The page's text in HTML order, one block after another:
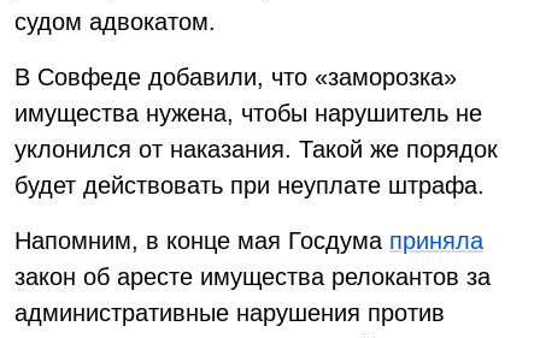
судом адвокатом.
В Совфеде добавили, что «заморозка»
имущества нужена, чтобы нарушитель не
уклонился от наказания. Такой же порядок
будет действовать при неуплате штрафа.
Напомним, в конце мая Госдума приняла
закон об аресте имущества релокантов за
административные нарушения против